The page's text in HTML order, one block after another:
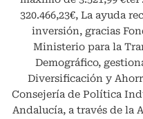
320.466,23€, La ayuda
inversión, gracias
Ministerio para la
Demográfico,
Diversificación y
Consejería de Política
Andalucía, a través de la